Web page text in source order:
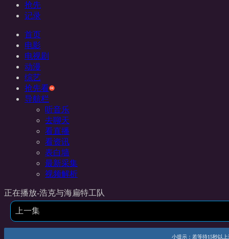
抢先
记录
首页
电影
电视剧
动漫
综艺
抢先看
导航栏
听音乐
去聊天
看直播
看资讯
表白墙
最新采集
视频解析
正在播放-浩克与海扁特工队
上一集
小提示：若等待15秒以